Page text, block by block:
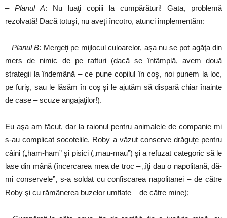
– Planul A: Nu luaţi copiii la cumpărături! Gata, problemă
rezolvată! Dacă totuşi, nu aveţi încotro, atunci implementăm:
– Planul B: Mergeţi pe mijlocul culoarelor, aşa nu se pot agăţa din
mers de nimic de pe rafturi (dacă se întâmplă, avem două
strategii la îndemână – ce pune copilul în coş, noi punem la loc,
pe furiş, sau le lăsăm în coş şi le ajutăm să dispară chiar înainte
de case – scuze angajaţilor!).
Eu aşa am făcut, dar la raionul pentru animalele de companie mi
s-au complicat socotelile. Roby a văzut conserve drăguţe pentru
câini („ham-ham” şi pisici („mau-mau”) şi a refuzat categoric să le
lase din mână (încercarea mea de troc – „îţi dau o napolitană, dă-
mi conservele”, s-a soldat cu confiscarea napolitanei – de către
Roby şi cu rămânerea buzelor umflate – de către mine);